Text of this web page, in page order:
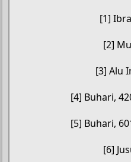
[1]
[2]
[3] Alu
[4] Buhari,
[5] Buhari,
[6]